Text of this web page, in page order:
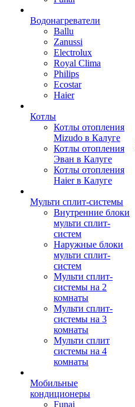
Водонагреватели
Ballu
Zanussi
Electrolux
Royal Clima
Philips
Ecostar
Haier
Котлы
Котлы отопления
Mizudo в Калуге
Котлы отопления
Эван в Калуге
Котлы отопления
Haier в Калуге
Мульти сплит-системы
Внутренние блоки
мульти сплит-
систем
Наружные блоки
мульти сплит-
систем
Мульти сплит-
системы на 2
комнаты
Мульти сплит-
системы на 3
комнаты
Мульти сплит
системы на 4
комнаты
Мобильные
кондиционеры
Funai